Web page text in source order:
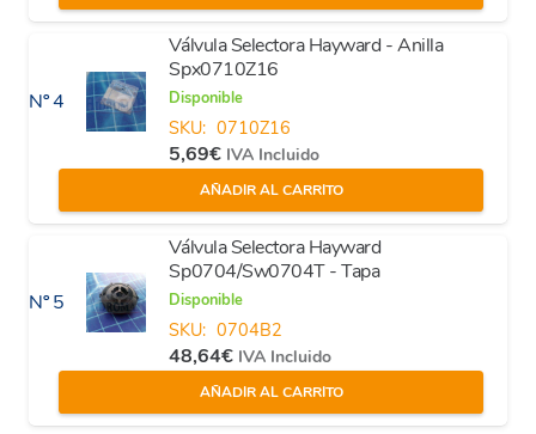
Nº 4
Válvula Selectora Hayward - Anilla
Spx0710Z16
Disponible
SKU: 0710Z16
5,69€ IVA Incluido
AÑADIR AL CARRITO
Nº 5
Válvula Selectora Hayward
Sp0704/Sw0704T - Tapa
Disponible
SKU: 0704B2
48,64€ IVA Incluido
AÑADIR AL CARRITO